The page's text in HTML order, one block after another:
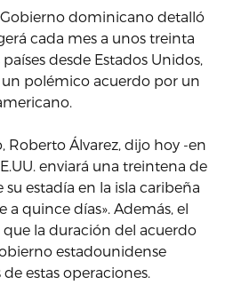
Gobierno dominicano detalló
cada mes a unos treinta
desde Estados Unidos,
polémico acuerdo por un
Roberto Álvarez, dijo hoy -en
enviará una treintena de
estadía en la isla caribeña
a quince días». Además, el
la duración del acuerdo
estadounidense
estas operaciones.